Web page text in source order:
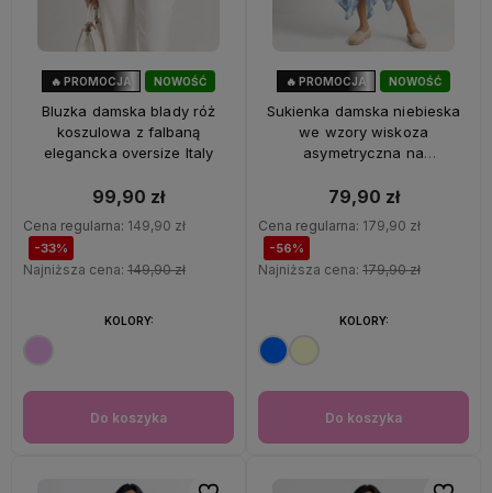
NOWOŚĆ
🔥 PROMOCJA
Bluzka damska blady róż
koszulowa z falbaną
elegancka oversize Italy
99,90 zł
Cena regularna: 149,90 zł
-33%
Najniższa cena: 149,90 zł
Do koszyka
KOLORY:
NOWOŚĆ
🔥 PROMOCJA
Sukienka damska niebieska
we wzory wiskoza
asymetryczna na
79,90 zł
Cena regularna: 179,90 zł
-56%
Najniższa cena: 179,90 zł
Do koszyka
KOLORY: